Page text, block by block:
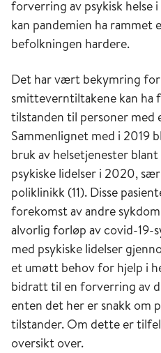
forverring av psykisk helse
kan pandemien ha rammet
befolkningen hardere.
Det har vært bekymring for
smitteverntiltakene kan
tilstanden til personer med
Sammenlignet med i 2019
bruk av helsetjenester
psykiske lidelser i 2020,
poliklinikk (11). Disse
forekomst av andre
alvorlig forløp av covid-19-
med psykiske lidelser
et umøtt behov for hjelp i
bidratt til en forverring av
enten det her er snakk om
tilstander. Om dette er
oversikt over.